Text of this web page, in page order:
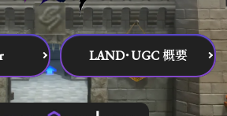
LAND･UGC 概要